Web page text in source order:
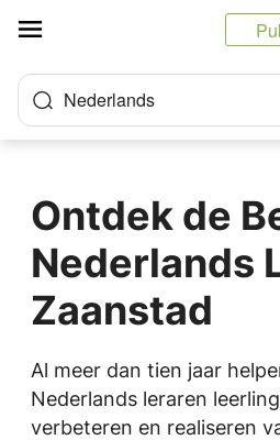
Nederlands
Ontdek de
Nederlands
Zaanstad
Al meer dan tien jaar
Nederlands leraren
verbeteren en realiseren